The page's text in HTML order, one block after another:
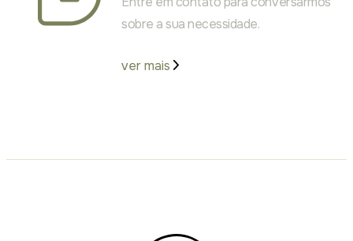
sobre a sua necessidade.
ver mais